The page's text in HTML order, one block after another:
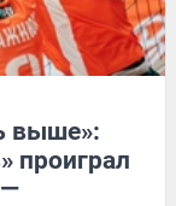
выше»:
проиграл